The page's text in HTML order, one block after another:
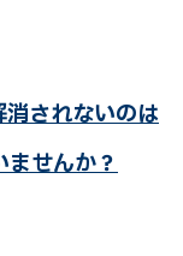
されないのは
ませんか？